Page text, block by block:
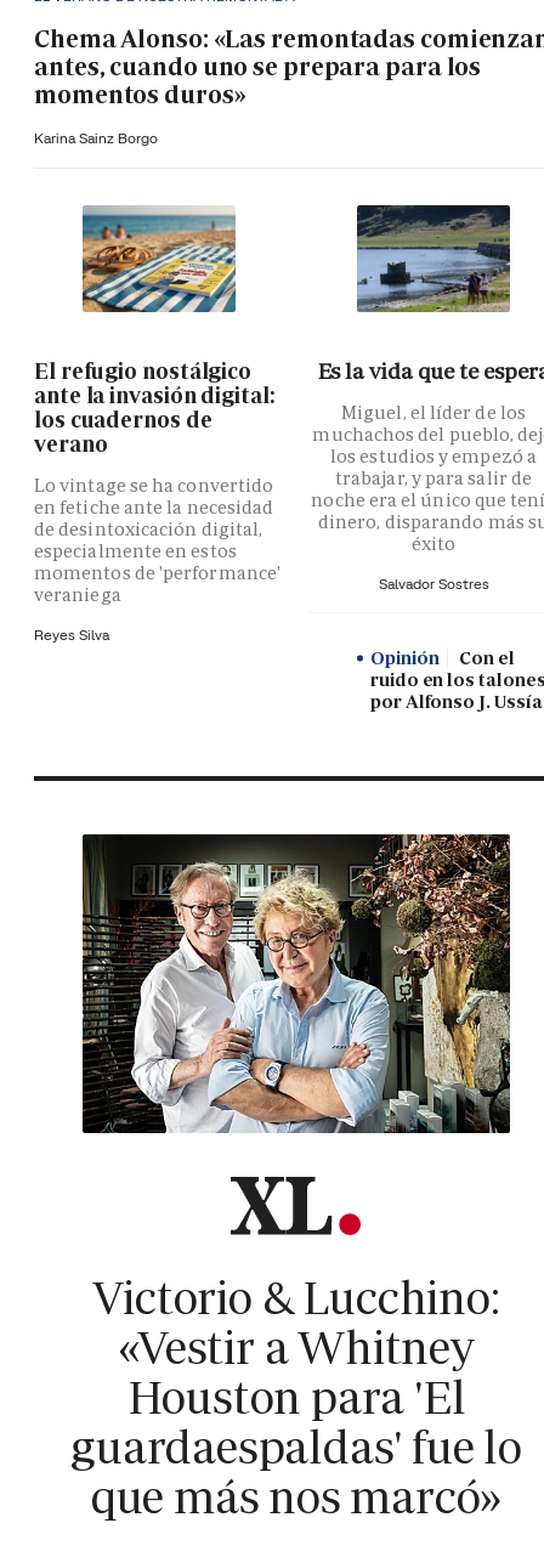
Chema Alonso: «Las remontadas
antes, cuando uno se prepara para los
momentos duros»
Karina Sainz Borgo
El refugio nostálgico
ante la invasión digital:
los cuadernos de
verano
Lo vintage se ha convertido
en fetiche ante la necesidad
de desintoxicación digital,
especialmente en estos
momentos de 'performance'
veraniega
Reyes Silva
Es la vida que te
Miguel, el líder de los
muchachos del pueblo,
los estudios y empezó a
trabajar, y para salir de
noche era el único que
dinero, disparando más
éxito
Salvador Sostres
Opinión
Con el
ruido en los
por Alfonso J. Ussía
Victorio & Lucchino:
«Vestir a Whitney
Houston para 'El
guardaespaldas' fue lo
que más nos marcó»